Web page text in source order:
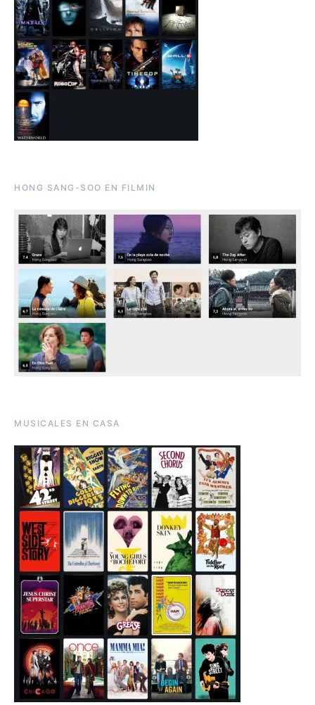
HONG SANG-SOO EN FILMIN
MUSICALES EN CASA